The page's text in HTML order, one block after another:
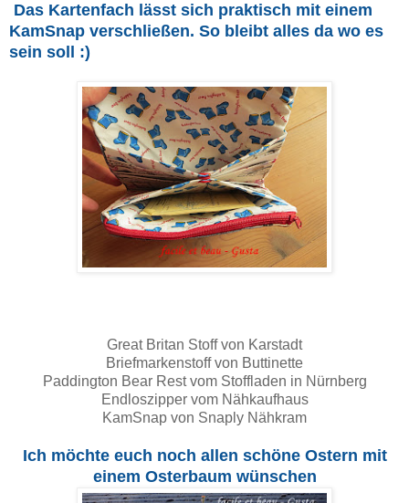
Das Kartenfach lässt sich praktisch mit einem
KamSnap verschließen. So bleibt alles da wo es
sein soll :)
Great Britan Stoff von Karstadt
Briefmarkenstoff von Buttinette
Paddington Bear Rest vom Stoffladen in Nürnberg
Endloszipper vom Nähkaufhaus
KamSnap von Snaply Nähkram
Ich möchte euch noch allen schöne Ostern mit
einem Osterbaum wünschen